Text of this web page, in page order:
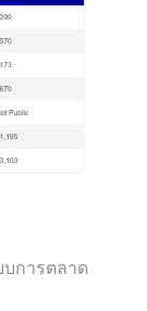
การตลาด